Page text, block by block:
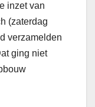
inzet van
(zaterdag
verzamelden
ging niet